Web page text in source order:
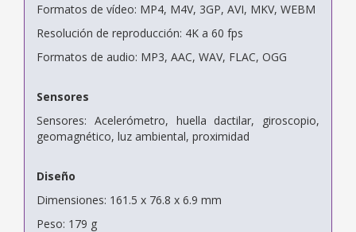
Formatos de vídeo: MP4, M4V, 3GP, AVI, MKV, WEBM
Resolución de reproducción: 4K a 60 fps
Formatos de audio: MP3, AAC, WAV, FLAC, OGG
Sensores
Sensores: Acelerómetro, huella dactilar, giroscopio,
geomagnético, luz ambiental, proximidad
Diseño
Dimensiones: 161.5 x 76.8 x 6.9 mm
Peso: 179 g